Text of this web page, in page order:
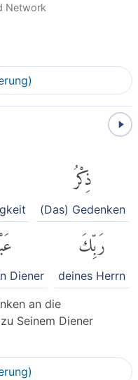
Network
ذِكْرُ
(Das) Gedenken
رَبِّكَ
deines Herrn
Diener
an die
Seinem Diener